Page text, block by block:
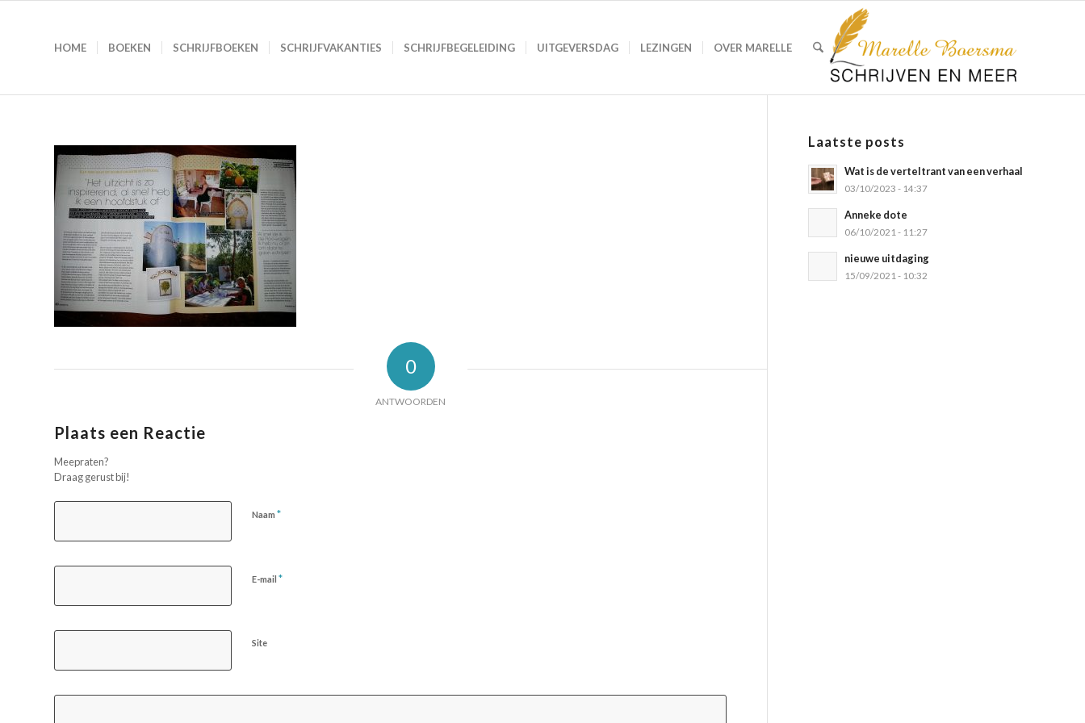
HOME BOEKEN SCHRIJFBOEKEN SCHRIJFVAKANTIES SCHRIJFBEGELEIDING UITGEVERSDAG LEZINGEN OVER MARELLE
0
ANTWOORDEN
Plaats een Reactie
Meepraten?
Draag gerust bij!
Naam *
E-mail *
Site
Laatste posts
Wat is de verteltrant van een verhaal
03/10/2023 - 14:37
Anneke dote
06/10/2021 - 11:27
nieuwe uitdaging
15/09/2021 - 10:32